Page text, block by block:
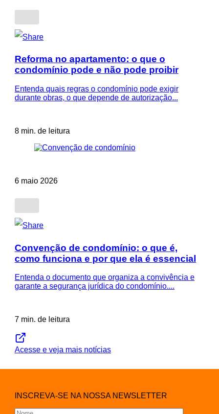
Reforma no apartamento: o que o
condomínio pode e não pode proibir
Entenda quais regras o condomínio pode exigir
durante obras, o que depende de autorização...
8 min. de leitura
6 maio 2026
Convenção de condomínio: o que é,
como funciona e por que ela é essencial
Entenda o documento que organiza a convivência e
garante a segurança jurídica do condomínio....
7 min. de leitura
Acesse e veja mais notícias
INSCREVA-SE NA NOSSA NEWSLETTER